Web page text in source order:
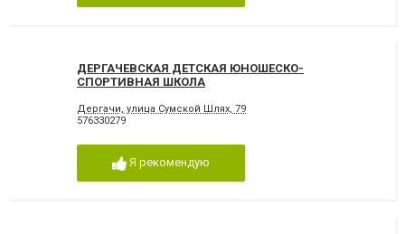
ДЕРГАЧЕВСКАЯ ДЕТСКАЯ ЮНОШЕСКО-
СПОРТИВНАЯ ШКОЛА
Дергачи, улица Сумской Шлях, 79
576330279
Я рекомендую